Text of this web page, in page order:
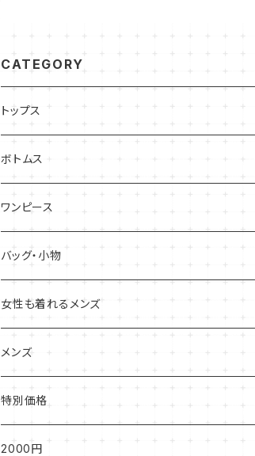
CATEGORY
トップス
半袖・ノースリーブ
五分袖・七分袖
長袖
カーディガン
ベスト
ボトムス
スカート
ひざ丈
ロング丈
パンツ
ワンピース
半袖・ノースリーブ
五分袖・七分袖
長袖
ひざ丈
ロング丈
バッグ・小物
バッグ
ハンドバッグ
トートバッグ
小物
女性も着れるメンズ
半袖
長袖
カーディガン
メンズ
半袖
長袖
特別価格
2000円